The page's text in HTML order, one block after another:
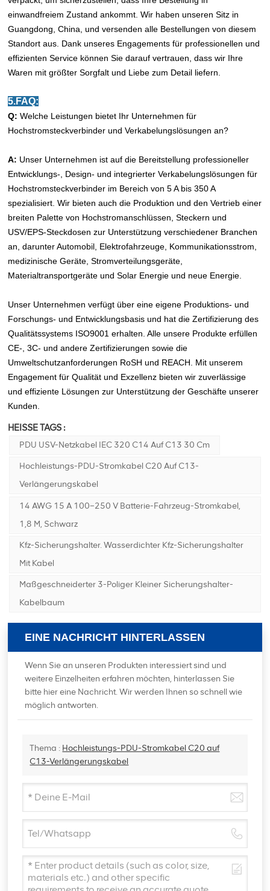
einwandfreiem Zustand ankommt. Wir haben unseren Sitz in
Guangdong, China, und versenden alle Bestellungen von diesem
Standort aus. Dank unseres Engagements für professionellen und
effizienten Service können Sie darauf vertrauen, dass wir Ihre
Waren mit größter Sorgfalt und Liebe zum Detail liefern.
5.FAQ:
Q: Welche Leistungen bietet Ihr Unternehmen für
Hochstromsteckverbinder und Verkabelungslösungen an?
A: Unser Unternehmen ist auf die Bereitstellung professioneller
Entwicklungs-, Design- und integrierter Verkabelungslösungen für
Hochstromsteckverbinder im Bereich von 5 A bis 350 A
spezialisiert. Wir bieten auch die Produktion und den Vertrieb einer
breiten Palette von Hochstromanschlüssen, Steckern und
USV/EPS-Steckdosen zur Unterstützung verschiedener Branchen
an, darunter Automobil, Elektrofahrzeuge, Kommunikationsstrom,
medizinische Geräte, Stromverteilungsgeräte,
Materialtransportgeräte und Solar Energie und neue Energie.
Unser Unternehmen verfügt über eine eigene Produktions- und
Forschungs- und Entwicklungsbasis und hat die Zertifizierung des
Qualitätssystems ISO9001 erhalten. Alle unsere Produkte erfüllen
CE-, 3C- und andere Zertifizierungen sowie die
Umweltschutzanforderungen RoSH und REACH. Mit unserem
Engagement für Qualität und Exzellenz bieten wir zuverlässige
und effiziente Lösungen zur Unterstützung der Geschäfte unserer
Kunden.
HEISSE TAGS :
PDU USV-Netzkabel IEC 320 C14 Auf C13 30 Cm
Hochleistungs-PDU-Stromkabel C20 Auf C13-
Verlängerungskabel
14 AWG 15 A 100–250 V Batterie-Fahrzeug-Stromkabel,
1,8 M, Schwarz
Kfz-Sicherungshalter. Wasserdichter Kfz-Sicherungshalter
Mit Kabel
Maßgeschneiderter 3-Poliger Kleiner Sicherungshalter-
Kabelbaum
EINE NACHRICHT HINTERLASSEN
Wenn Sie an unseren Produkten interessiert sind und
weitere Einzelheiten erfahren möchten, hinterlassen Sie
bitte hier eine Nachricht. Wir werden Ihnen so schnell wie
möglich antworten.
Thema : Hochleistungs-PDU-Stromkabel C20 auf
C13-Verlängerungskabel